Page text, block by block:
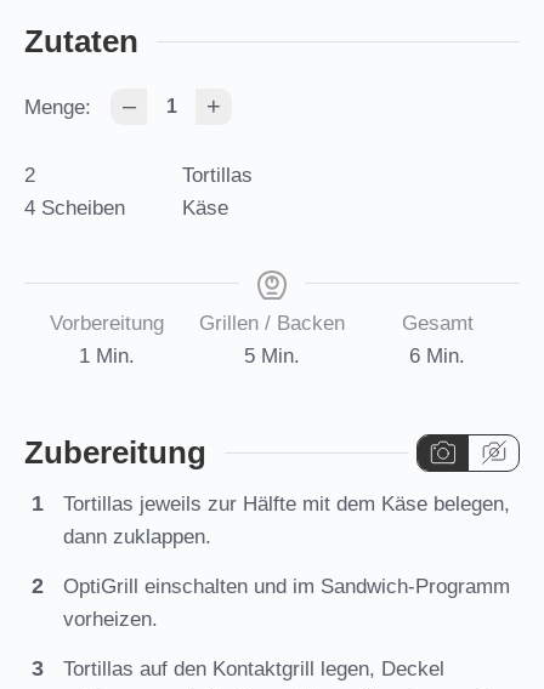
Zutaten
Menge: – +
2
Tortillas
4 Scheiben Käse
Vorbereitung
1minute
Min.
Grillen / Backen
5Minuten
Min.
Gesamt
6Minuten
Min.
Zubereitung
Tortillas jeweils zur Hälfte mit dem Käse belegen,
dann zuklappen.
OptiGrill einschalten und im Sandwich-Programm
vorheizen.
Tortillas auf den Kontaktgrill legen, Deckel